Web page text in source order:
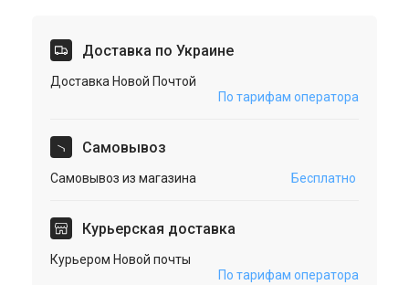
Доставка по Украине
Доставка Новой Почтой
По тарифам оператора
Cамовывоз
Самовывоз из магазина Бесплатно
Курьерская доставка
Курьером Новой почты
По тарифам оператора